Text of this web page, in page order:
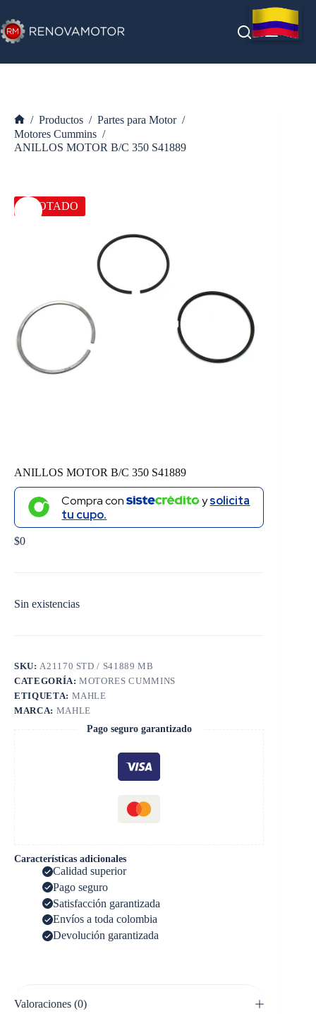
al
contenido
Inicio
/ Productos / Partes para Motor /
Motores Cummins /
ANILLOS MOTOR B/C 350 S41889
AGOTADO
ANILLOS MOTOR B/C 350 S41889
Compra con ysolicita
tu cupo.
$0
Sin existencias
SKU:A21170 STD / S41889 MB
CATEGORÍA:MOTORES CUMMINS
ETIQUETA: MAHLE
MARCA: MAHLE
Pago seguro garantizado
Características adicionales
Calidad superior
Pago seguro
Satisfacción garantizada
Envíos a toda colombia
Devolución garantizada
Valoraciones (0)